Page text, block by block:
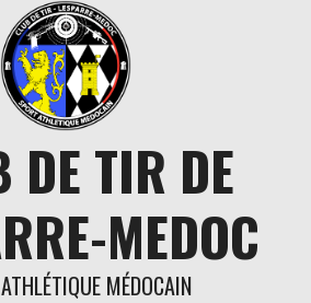
DE TIR DE
MEDOC
MÉDOCAIN